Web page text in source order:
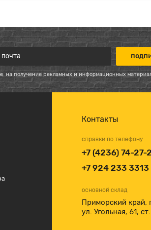
на получение рекламных и информационных
Контакты
справки по телефону
+7 (4236) 74-27-
+7 924 233 3313
основной склад
Приморский край,
ул. Угольная, 61,